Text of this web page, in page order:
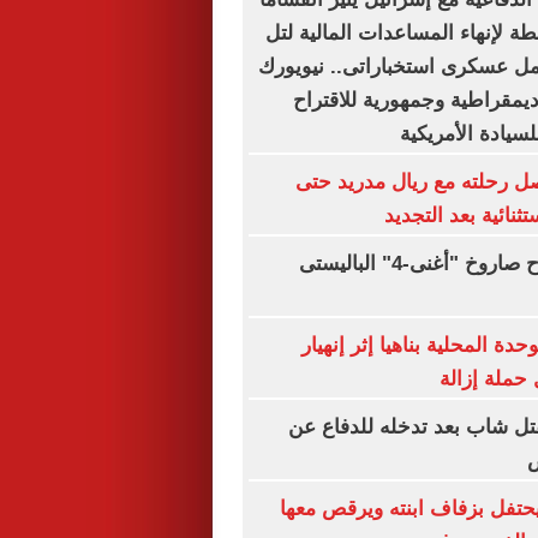
لإنهاء المساعدات المالية لتل
عسكرى استخباراتى.. نيويورك
وجمهورية للاقتراح
الأمريكية
رحلته مع ريال مدريد حتى
الهند تختبر بنجاح صاروخ "أغنى-4" الباليستى
المحلية بناهيا إثر إنهيار
إزالة
شاب بعد تدخله للدفاع عن
بزفاف ابنته ويرقص معها